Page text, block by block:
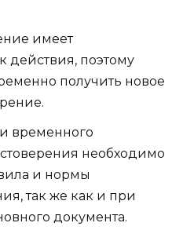
имеет
действия, поэтому
получить новое
временного
необходимо
и нормы
так же как и при
документа.